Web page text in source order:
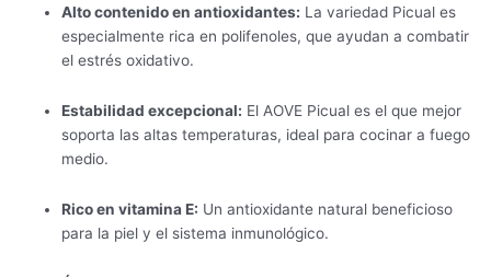
Alto contenido en antioxidantes: La variedad Picual es
especialmente rica en polifenoles, que ayudan a combatir
el estrés oxidativo.
Estabilidad excepcional: El AOVE Picual es el que mejor
soporta las altas temperaturas, ideal para cocinar a fuego
medio.
Rico en vitamina E: Un antioxidante natural beneficioso
para la piel y el sistema inmunológico.